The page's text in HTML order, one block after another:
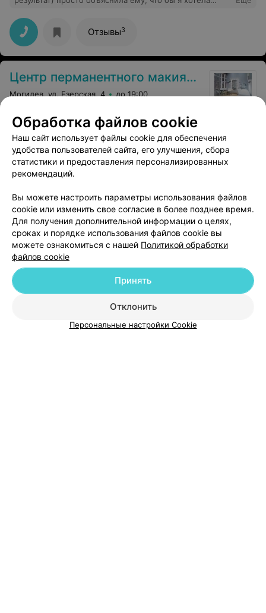
отличии от тех парикмахеров, что спрашивают каждый
шаг)
Отзывы3
Центр перманентного макияжа
Могилев, ул. Езерская, 4 до 19:00
Межресничное пространство
бровей
Цена по запросу
Все цены
Добавить компанию
Добавить специалиста
Обработка файлов cookie
Наш сайт использует файлы cookie для обеспечения
удобства пользователей сайта, его улучшения, сбора
статистики и предоставления персонализированных
рекомендаций.
Вы можете настроить параметры использования файлов
cookie или изменить свое согласие в более позднее время.
Для получения дополнительной информации о целях,
сроках и порядке использования файлов cookie вы
можете ознакомиться с нашей Политикой обработки
файлов cookie
Отклонить
Принять
Персональные настройки Cookie